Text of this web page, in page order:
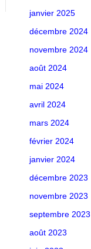
janvier 2025
décembre 2024
novembre 2024
août 2024
mai 2024
avril 2024
mars 2024
février 2024
janvier 2024
décembre 2023
novembre 2023
septembre 2023
août 2023